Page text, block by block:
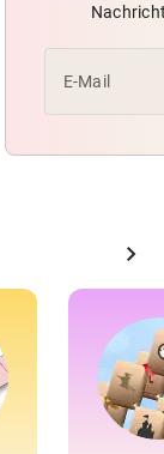
E-Mail
chevron_right